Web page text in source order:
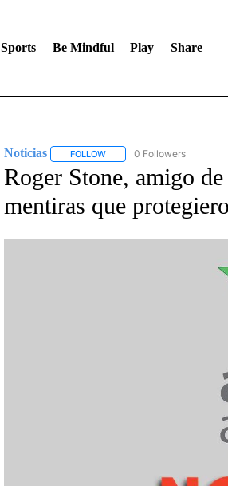
Sports Be Mindful Play Share
Noticias FOLLOWFOLLOW "NOTICIAS" TO
0 Followers
Roger Stone, amigo
mentiras que